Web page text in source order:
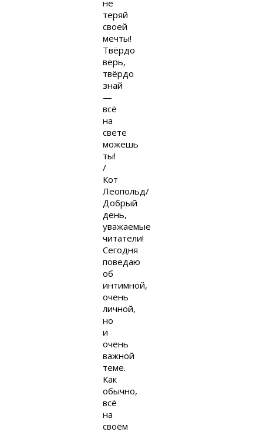
не
теряй
своей
мечты!
Твёрдо
верь,
твёрдо
знай
—
всё
на
свете
можешь
ты!
/
Кот
Леопольд/
Добрый
день,
уважаемые
читатели!
Сегодня
поведаю
об
интимной,
очень
личной,
но
и
очень
важной
теме.
Как
обычно,
всё
на
своём